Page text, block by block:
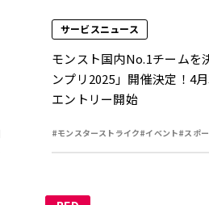
サービスニュース
モンスト国内No.1チームを
ンプリ2025」開催決定！4
エントリー開始
#モンスターストライク#イベント#スポ